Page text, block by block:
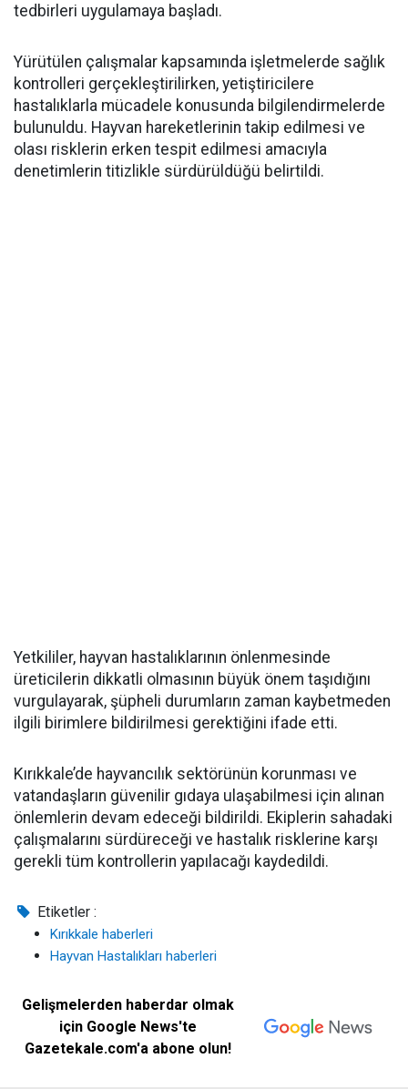
tedbirleri uygulamaya başladı.
Yürütülen çalışmalar kapsamında işletmelerde sağlık
kontrolleri gerçekleştirilirken, yetiştiricilere
hastalıklarla mücadele konusunda bilgilendirmelerde
bulunuldu. Hayvan hareketlerinin takip edilmesi ve
olası risklerin erken tespit edilmesi amacıyla
denetimlerin titizlikle sürdürüldüğü belirtildi.
Yetkililer, hayvan hastalıklarının önlenmesinde
üreticilerin dikkatli olmasının büyük önem taşıdığını
vurgulayarak, şüpheli durumların zaman kaybetmeden
ilgili birimlere bildirilmesi gerektiğini ifade etti.
Kırıkkale’de hayvancılık sektörünün korunması ve
vatandaşların güvenilir gıdaya ulaşabilmesi için alınan
önlemlerin devam edeceği bildirildi. Ekiplerin sahadaki
çalışmalarını sürdüreceği ve hastalık risklerine karşı
gerekli tüm kontrollerin yapılacağı kaydedildi.
Etiketler :
Kırıkkale haberleri
Hayvan Hastalıkları haberleri
Gelişmelerden haberdar olmak
için Google News'te
Gazetekale.com'a abone olun!